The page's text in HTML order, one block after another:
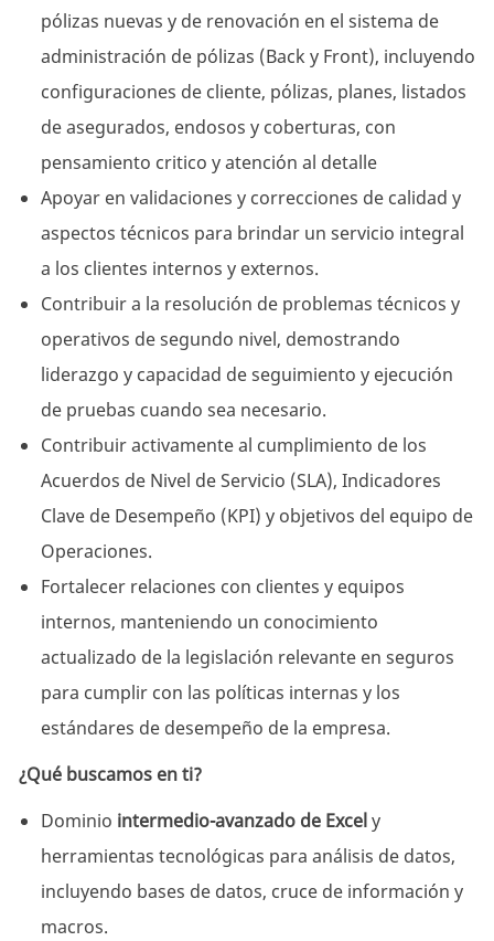
pólizas nuevas y de renovación en el sistema de
administración de pólizas (Back y Front), incluyendo
configuraciones de cliente, pólizas, planes, listados
de asegurados, endosos y coberturas, con
pensamiento critico y atención al detalle
Apoyar en validaciones y correcciones de calidad y
aspectos técnicos para brindar un servicio integral
a los clientes internos y externos.
Contribuir a la resolución de problemas técnicos y
operativos de segundo nivel, demostrando
liderazgo y capacidad de seguimiento y ejecución
de pruebas cuando sea necesario.
Contribuir activamente al cumplimiento de los
Acuerdos de Nivel de Servicio (SLA), Indicadores
Clave de Desempeño (KPI) y objetivos del equipo de
Operaciones.
Fortalecer relaciones con clientes y equipos
internos, manteniendo un conocimiento
actualizado de la legislación relevante en seguros
para cumplir con las políticas internas y los
estándares de desempeño de la empresa.
¿Qué buscamos en ti?
Dominio intermedio-avanzado de Excely
herramientas tecnológicas para análisis de datos,
incluyendo bases de datos, cruce de información y
macros.